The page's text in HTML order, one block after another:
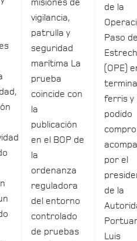
misiones de
vigilancia,
patrulla y
seguridad
marítima La
prueba
coincide con
la
publicación
en el BOP de
la
ordenanza
reguladora
del entorno
controlado
de pruebas
de la
Paso
(OPE)
ferris y
podido
por el
de la
Luis